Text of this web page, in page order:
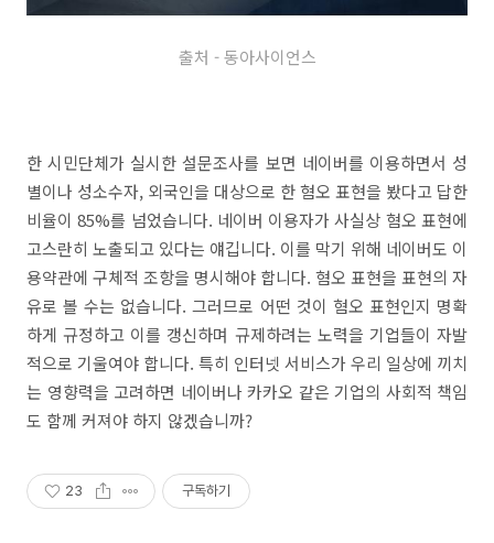
출처 - 동아사이언스
한 시민단체가 실시한 설문조사를 보면 네이버를 이용하면서 성
별이나 성소수자, 외국인을 대상으로 한 혐오 표현을 봤다고 답한
비율이 85%를 넘었습니다. 네이버 이용자가 사실상 혐오 표현에
고스란히 노출되고 있다는 얘깁니다. 이를 막기 위해 네이버도 이
용약관에 구체적 조항을 명시해야 합니다. 혐오 표현을 표현의 자
유로 볼 수는 없습니다. 그러므로 어떤 것이 혐오 표현인지 명확
하게 규정하고 이를 갱신하며 규제하려는 노력을 기업들이 자발
적으로 기울여야 합니다. 특히 인터넷 서비스가 우리 일상에 끼치
는 영향력을 고려하면 네이버나 카카오 같은 기업의 사회적 책임
도 함께 커져야 하지 않겠습니까?
23 구독하기